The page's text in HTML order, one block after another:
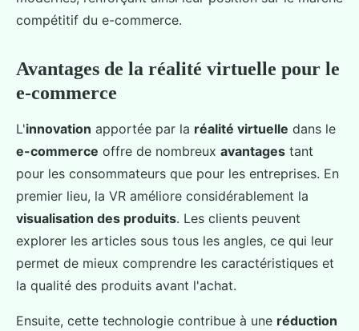
compétitif du e-commerce.
Avantages de la réalité virtuelle pour le
e-commerce
L'innovation apportée par la réalité virtuelle dans le
e-commerce offre de nombreux avantages tant
pour les consommateurs que pour les entreprises. En
premier lieu, la VR améliore considérablement la
visualisation des produits. Les clients peuvent
explorer les articles sous tous les angles, ce qui leur
permet de mieux comprendre les caractéristiques et
la qualité des produits avant l'achat.
Ensuite, cette technologie contribue à une réduction